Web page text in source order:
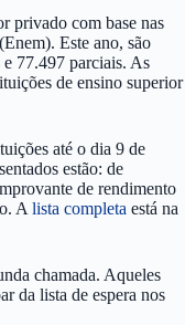
privado com base nas
Este ano, são
77.497 parciais. As
de ensino superior
até o dia 9 de
estão: de
de rendimento
A lista completa está na
chamada. Aqueles
da lista de espera nos